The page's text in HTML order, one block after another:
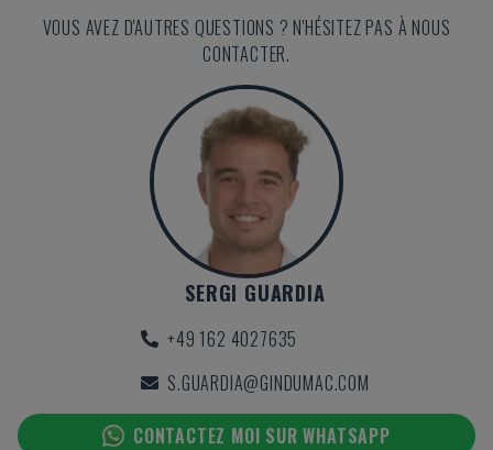
VOUS AVEZ D'AUTRES QUESTIONS ? N'HÉSITEZ PAS À NOUS
CONTACTER.
SERGI GUARDIA
+49 162 4027635
S.GUARDIA@GINDUMAC.COM
CONTACTEZ MOI SUR WHATSAPP